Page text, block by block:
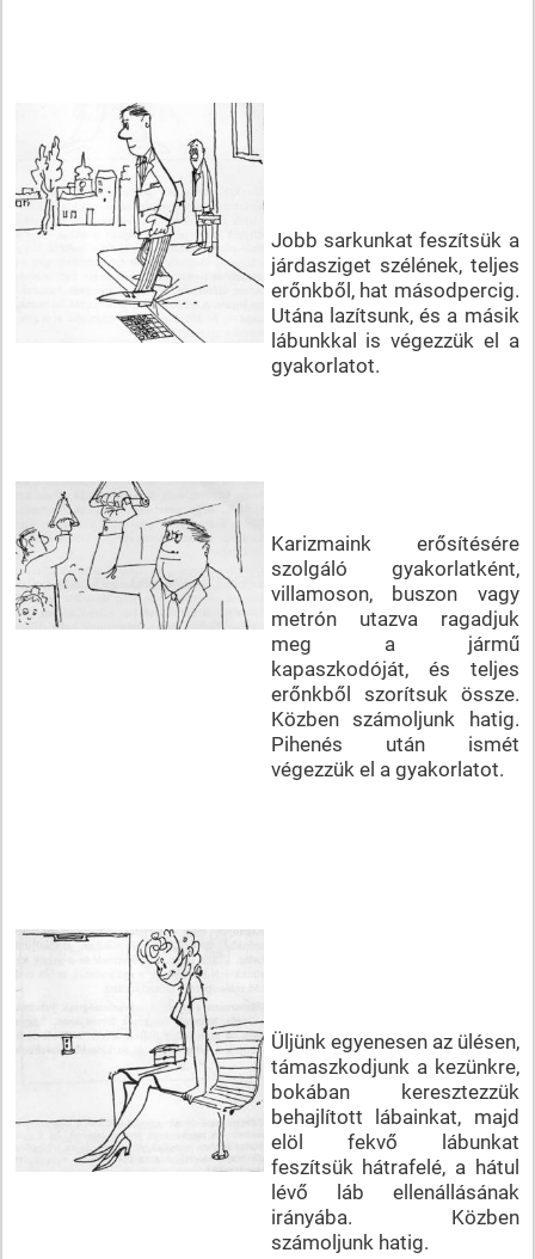
Jobb sarkunkat feszítsük a
járdasziget szélének, teljes
erőnkből, hat másodpercig.
Utána lazítsunk, és a másik
lábunkkal is végezzük el a
gyakorlatot.
Karizmaink erősítésére
szolgáló gyakorlatként,
villamoson, buszon vagy
metrón utazva ragadjuk
meg a jármű
kapaszkodóját, és teljes
erőnkből szorítsuk össze.
Közben számoljunk hatig.
Pihenés után ismét
végezzük el a gyakorlatot.
Üljünk egyenesen az ülésen,
támaszkodjunk a kezünkre,
bokában keresztezzük
behajlított lábainkat, majd
elöl fekvő lábunkat
feszítsük hátrafelé, a hátul
lévő láb ellenállásának
irányába. Közben
számoljunk hatig.